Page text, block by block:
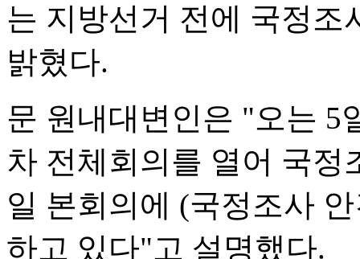
는 지방선거 전에 국정조
밝혔다.
문 원내대변인은 "오는 5
차 전체회의를 열어 국정
일 본회의에 (국정조사
하고 있다"고 설명했다.